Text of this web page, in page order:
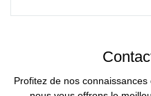
Profitez de nos